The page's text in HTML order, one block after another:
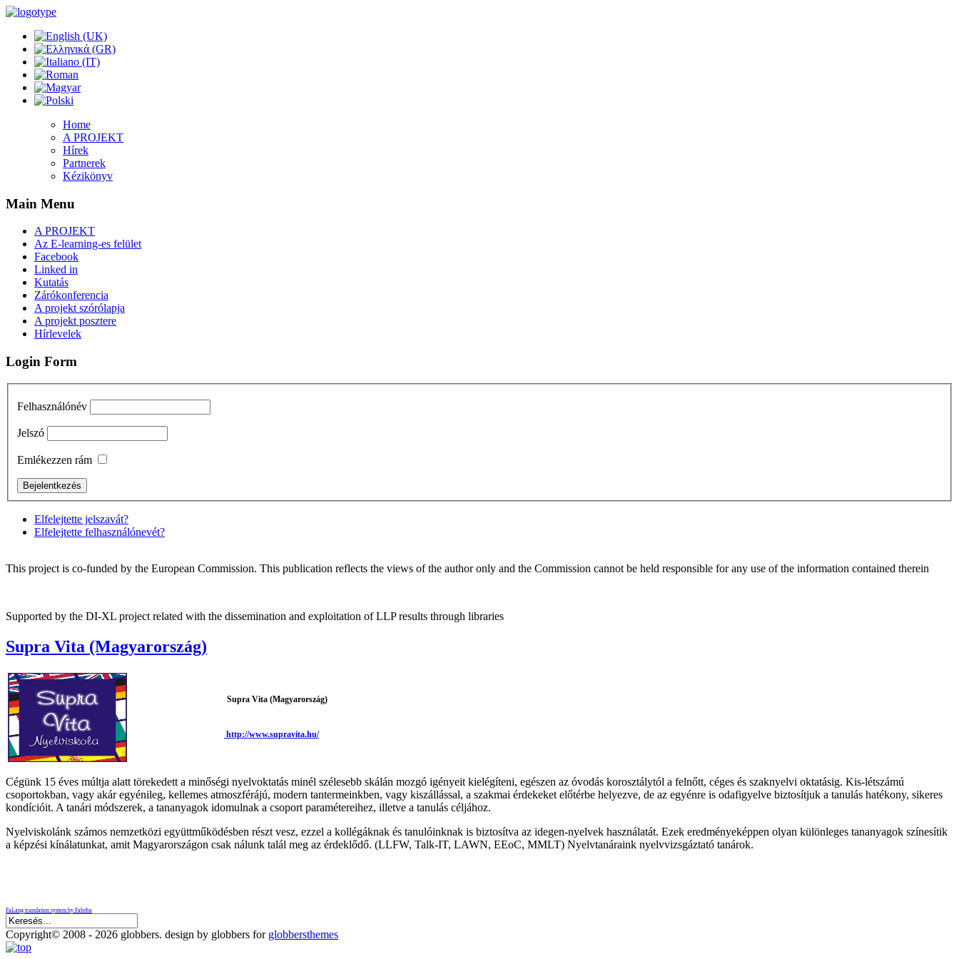
Home
A PROJEKT
Hírek
Partnerek
Kézikönyv
Main Menu
A PROJEKT
Az E-learning-es felület
Facebook
Linked in
Kutatás
Zárókonferencia
A projekt szórólapja
A projekt posztere
Hírlevelek
Login Form
Felhasználónév
Jelszó
Emlékezzen rám
Elfelejtette jelszavát?
Elfelejtette felhasználónevét?
This project is co-funded by the European Commission. This publication reflects the views of the author only and the Commission cannot be held responsible for any use of the information contained therein
Supported by the DI-XL project related with the dissemination and exploitation of LLP results through libraries
Supra Vita (Magyarország)
Supra Vita (Magyarország)
http://www.supravita.hu/
Cégünk 15 éves múltja alatt törekedett a minőségi nyelvoktatás minél szélesebb skálán mozgó igényeit kielégíteni, egészen az óvodás korosztálytól a felnőtt, céges és szaknyelvi oktatásig. Kis-létszámú
csoportokban, vagy akár egyénileg, kellemes atmoszférájú, modern tantermeinkben, vagy kiszállással, a szakmai érdekeket előtérbe helyezve, de az egyénre is odafigyelve biztosítjuk a tanulás hatékony, sikeres
kondícióit. A tanári módszerek, a tananyagok idomulnak a csoport paramétereihez, illetve a tanulás céljához.
Nyelviskolánk számos nemzetközi együttműködésben részt vesz, ezzel a kollégáknak és tanulóinknak is biztosítva az idegen-nyelvek használatát. Ezek eredményeképpen olyan különleges tananyagok színesítik
a képzési kínálatunkat, amit Magyarországon csak nálunk talál meg az érdeklődő. (LLFW, Talk-IT, LAWN, EEoC, MMLT) Nyelvtanáraink nyelvvizsgáztató tanárok.
FaLang translation system by Faboba
Copyright© 2008 - 2026 globbers. design by globbers for globbersthemes